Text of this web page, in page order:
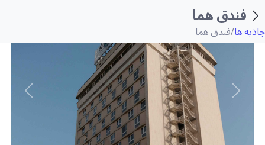
فندق هما
جاذبه ها/فندق هما